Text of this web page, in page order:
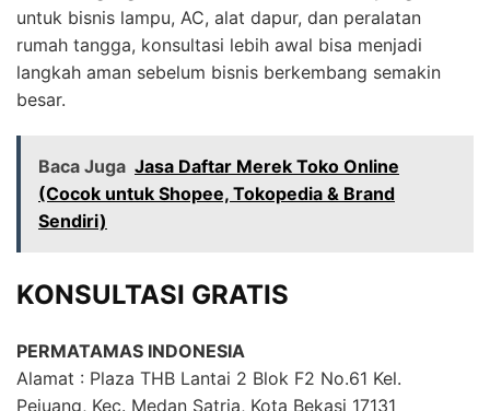
untuk bisnis lampu, AC, alat dapur, dan peralatan
rumah tangga, konsultasi lebih awal bisa menjadi
langkah aman sebelum bisnis berkembang semakin
besar.
Baca Juga Jasa Daftar Merek Toko Online
(Cocok untuk Shopee, Tokopedia & Brand
Sendiri)
KONSULTASI GRATIS
PERMATAMAS INDONESIA
Alamat : Plaza THB Lantai 2 Blok F2 No.61 Kel.
Pejuang, Kec. Medan Satria, Kota Bekasi 17131